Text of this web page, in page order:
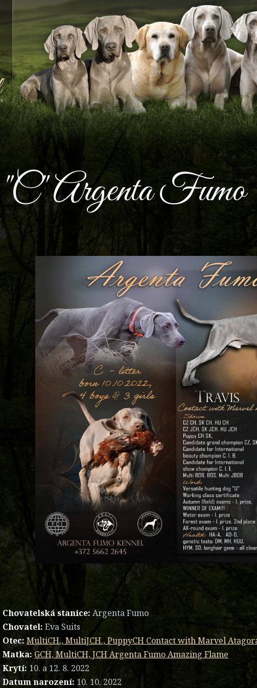
"C" Argenta Fumo
Chovatelská stanice: Argenta Fumo
Chovatel: Eva Suits
Otec:MultiCH., MultiJCH., PuppyCH Contact with Marvel
Matka:GCH, MultiCH, JCH Argenta Fumo Amazing Flame
Krytí: 10. a 12. 8. 2022
Datum narození: 10. 10. 2022